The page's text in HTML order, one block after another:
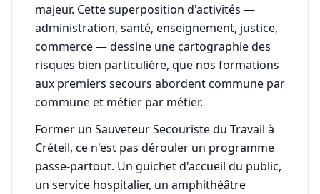
majeur. Cette superposition d'activités —
administration, santé, enseignement, justice,
commerce — dessine une cartographie des
risques bien particulière, que nos formations
aux premiers secours abordent commune par
commune et métier par métier.
Former un Sauveteur Secouriste du Travail à
Créteil, ce n'est pas dérouler un programme
passe-partout. Un guichet d'accueil du public,
un service hospitalier, un amphithéâtre